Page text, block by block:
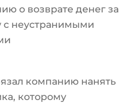
о возврате денег за
с неустранимыми
компанию нанять
которому